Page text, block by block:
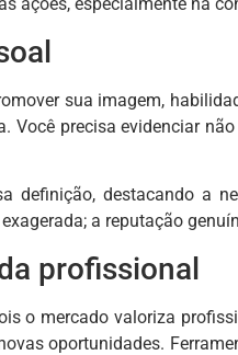
ações, especialmente na
sua imagem,
Você precisa evidenciar
definição, destacando a
a reputação
profissional
o mercado valoriza
oportunidades.